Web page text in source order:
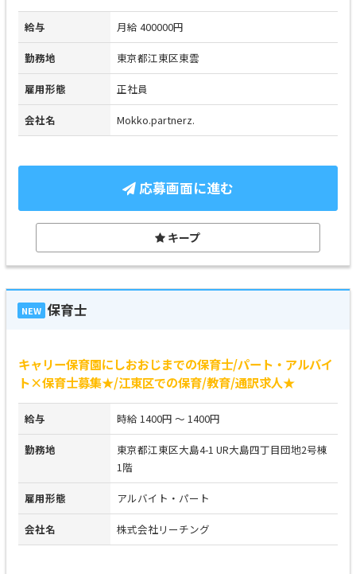
給与 月給 400000円
勤務地 東京都江東区東雲
雇用形態 正社員
会社名 Mokko.partnerz.
応募画面に進む
キープ
NEW 保育士
キャリー保育園にしおおじまでの保育士/パート・アルバイ
ト×保育士募集★/江東区での保育/教育/通訳求人★
給与 時給 1400円 ～ 1400円
勤務地
東京都江東区大島4-1 UR大島四丁目団地2号棟
1階
雇用形態 アルバイト・パート
会社名 株式会社リーチング